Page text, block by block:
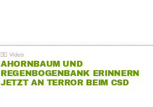
AHORNBAUM UND
REGENBOGENBANK ERINNERN
JETZT AN TERROR BEIM CSD